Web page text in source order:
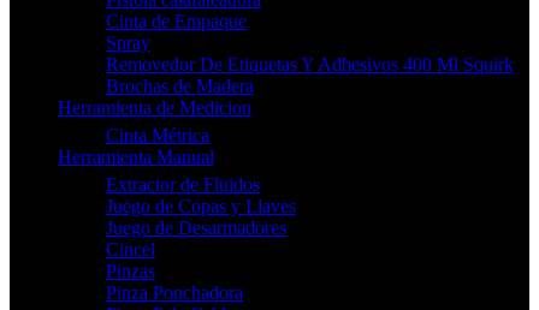
Cinta de Empaque
Spray
Removedor De Etiquetas Y Adhesivos 400 Ml Squirk
Brochas de Madera
Herramienta de Medicion
Cinta Métrica
Herramienta Manual
Extractor de Fluidos
Juego de Copas y Llaves
Juego de Desarmadores
Cincel
Pinzas
Pinza Ponchadora